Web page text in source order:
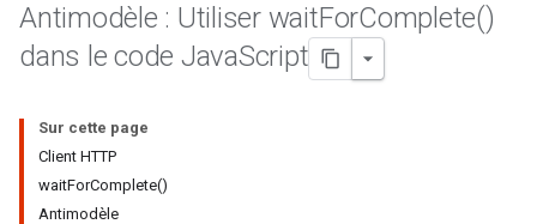
Antimodèle : Utiliser waitForComplete()
dans le code JavaScript
Sur cette page
Client HTTP
waitForComplete()
Antimodèle